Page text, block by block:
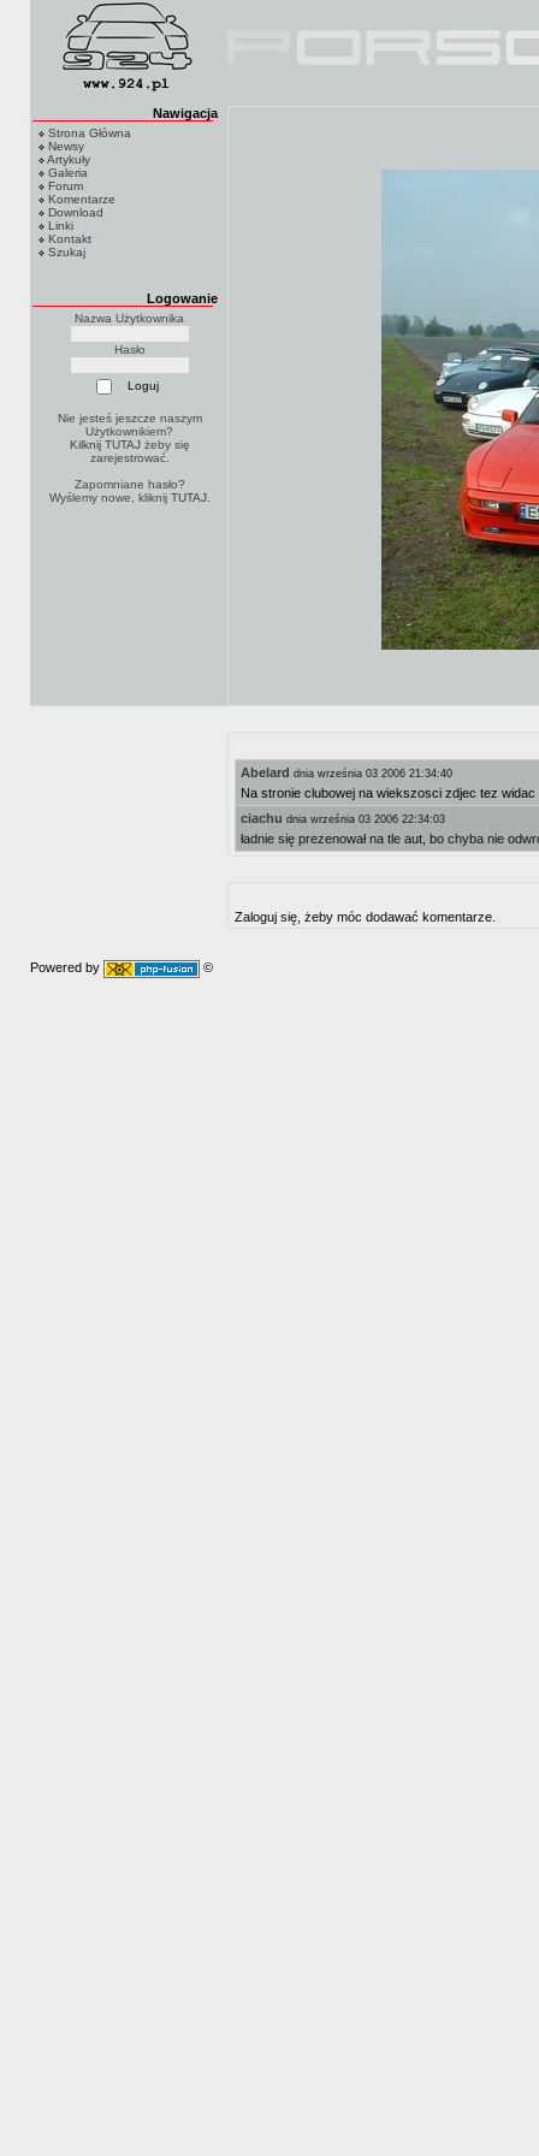
Nawigacja
Strona Główna
Newsy
Artykuły
Galeria
Forum
Komentarze
Download
Linki
Kontakt
Szukaj
Logowanie
Nazwa Użytkownika
Hasło
Nie jesteś jeszcze naszym
Użytkownikiem?
Kilknij TUTAJżeby się
zarejestrować.
Zapomniane hasło?
Wyślemy nowe, kliknij TUTAJ.
Abelard dnia września 03 2006 21:34:40
Na stronie clubowej na wiekszosci zdjec tez
ciachu dnia września 03 2006 22:34:03
ładnie się prezenował na tle aut, bo chyba nie
Zaloguj się, żeby móc dodawać komentarze.
Powered by ©